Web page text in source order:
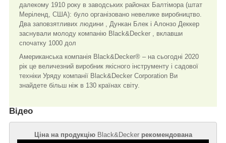
далекому 1910 року в заводських районах Балтімора (штат
Меріленд, США): було організовано невелике виробництво.
Два заповзятливих людини , Дункан Блек і Алонзо Деккер
заснували молоду компанію Black&Decker , вклавши
спочатку 1000 дол
Американська компанія Black&Decker® – на сьогодні 2020
рік це величезний виробник якісного інструменту і садової
техніки Уряду компанії Black&Decker Corporation Ви
знайдете більш ніж в 130 країнах світу.
Відео
Ціна на продукцію Black&Decker рекомендована